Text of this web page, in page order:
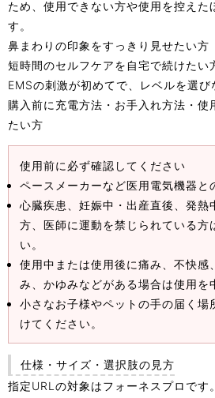
ため、使用できない方や使用を控えた
す。
鼻まわりの印象をすっきり見せたい方
短時間のセルフケアを自宅で続けたい
EMSの刺激が初めてで、レベルを選
購入前に充電方法・お手入れ方法・使
たい方
使用前に必ず確認してください
ペースメーカーなど医用電気機器と
心臓疾患、妊娠中・出産直後、発熱
方、医師に運動を禁じられている方
い。
使用中または使用後に痛み、不快感
み、かゆみなどがある場合は使用を
小さなお子様やペットの手の届く場
けてください。
仕様・サイズ・選択肢の見方
指定URLの対象はフォーネスプロです